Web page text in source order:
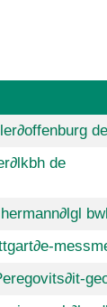
∂offenburg de
∂lkbh de
∂lgl
∂e-
∂it-